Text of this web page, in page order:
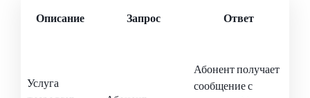
Описание Запрос Ответ
Услуга
Абонент получает
сообщение с